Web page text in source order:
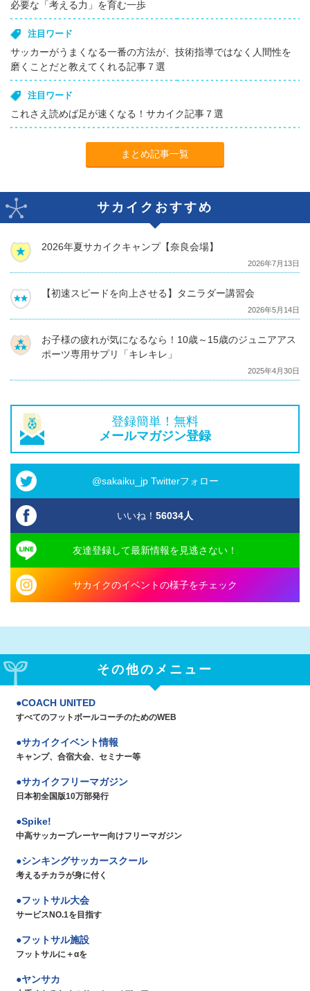
必要な「考える力」を育む一歩
注目ワード
サッカーがうまくなる一番の方法が、技術指導ではなく人間性を
磨くことだと教えてくれる記事７選
注目ワード
これさえ読めば足が速くなる！サカイク記事７選
まとめ記事一覧
サカイクおすすめ
2026年夏サカイクキャンプ【奈良会場】
2026年7月13日
【初速スピードを向上させる】タニラダー講習会
2026年5月14日
お子様の疲れが気になるなら！10歳～15歳のジュニアアス
ポーツ専用サプリ「キレキレ」
2025年4月30日
登録簡単！無料
メールマガジン登録
@sakaiku_jp Twitterフォロー
いいね！ 56034人
友達登録して最新情報を見逃さない！
サカイクのイベントの様子をチェック
その他のメニュー
COACH UNITED
すべてのフットボールコーチのためのWEB
サカイクイベント情報
キャンプ、合宿大会、セミナー等
サカイクフリーマガジン
日本初全国版10万部発行
Spike!
中高サッカープレーヤー向けフリーマガジン
シンキングサッカースクール
考えるチカラが身に付く
フットサル大会
サービスNO.1を目指す
フットサル施設
フットサルに＋αを
ヤンサカ